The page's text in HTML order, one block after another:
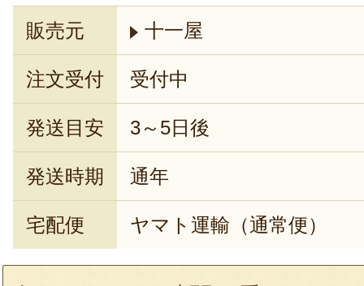
販売元 十一屋
注文受付 受付中
発送目安 3～5日後
発送時期 通年
宅配便 ヤマト運輸（通常便）